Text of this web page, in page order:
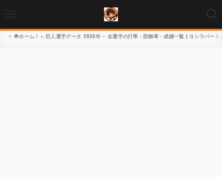
ホーム 巨人選手データ 2026年 – 全選手の打率・防御率・成績一覧 | ヨシラバー